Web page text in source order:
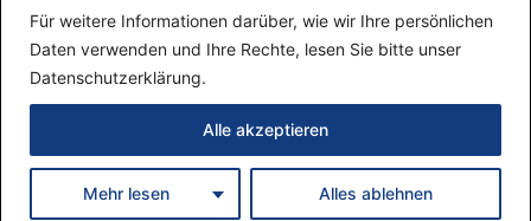
Für weitere Informationen darüber, wie wir Ihre persönlichen
Daten verwenden und Ihre Rechte, lesen Sie bitte unser
Datenschutzerklärung.
Mehr lesen Alles ablehnen
Alle akzeptieren
Rechtsanwaltsgesellschaft.
IMPRESSUM
DATENSCHUTZ